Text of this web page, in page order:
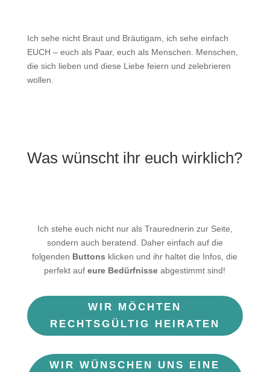
Ich sehe nicht Braut und Bräutigam, ich sehe einfach
EUCH – euch als Paar, euch als Menschen. Menschen,
die sich lieben und diese Liebe feiern und zelebrieren
wollen.
Was wünscht ihr euch wirklich?
Ich stehe euch nicht nur als Traurednerin zur Seite,
sondern auch beratend. Daher einfach auf die
folgenden Buttons klicken und ihr haltet die Infos, die
perfekt aufeure Bedürfnisse abgestimmt sind!
WIR MÖCHTEN
RECHTSGÜLTIG HEIRATEN
WIR WÜNSCHEN UNS EINE